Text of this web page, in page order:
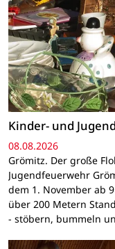
Kinder- und
08.08.2026
Grömitz. Der große
Jugendfeuerwehr
dem 1. November ab
über 200 Metern
- stöbern, bummeln